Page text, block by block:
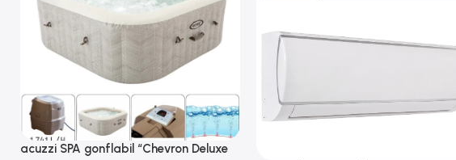
acuzzi SPA gonflabil “Chevron Deluxe